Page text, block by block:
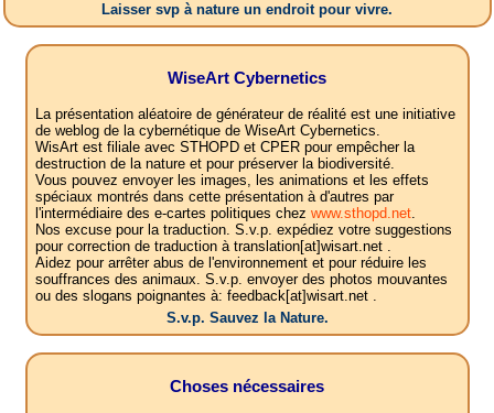
Laisser svp à nature un endroit pour vivre.
WiseArt Cybernetics
La présentation aléatoire de générateur de réalité est une initiative
de weblog de la cybernétique de WiseArt Cybernetics.
WisArt est filiale avec STHOPD et CPER pour empêcher la
destruction de la nature et pour préserver la biodiversité.
Vous pouvez envoyer les images, les animations et les effets
spéciaux montrés dans cette présentation à d'autres par
l'intermédiaire des e-cartes politiques chez www.sthopd.net.
Nos excuse pour la traduction. S.v.p. expédiez votre suggestions
pour correction de traduction à translation[at]wisart.net .
Aidez pour arrêter abus de l'environnement et pour réduire les
souffrances des animaux. S.v.p. envoyer des photos mouvantes
ou des slogans poignantes à: feedback[at]wisart.net .
S.v.p. Sauvez la Nature.
Choses nécessaires